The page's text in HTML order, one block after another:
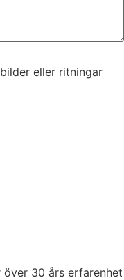
eller ritningar
över 30 års erfarenhet